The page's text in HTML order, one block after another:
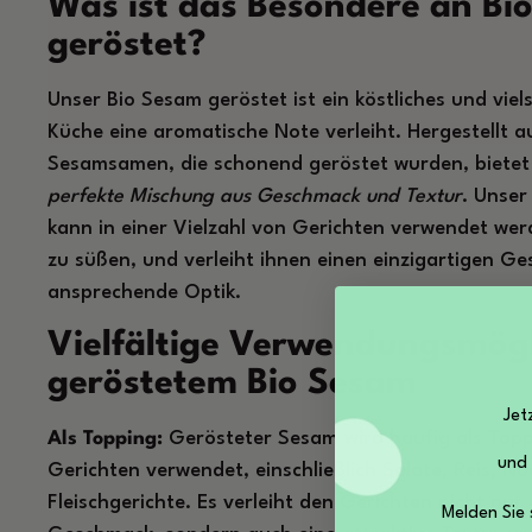
Was ist das Besondere an
geröstet?
Unser Bio Sesam geröstet ist ein köstliches und
Küche eine aromatische Note verleiht. Hergestellt
Sesamsamen, die schonend geröstet wurden,
perfekte Mischung aus Geschmack und Textur.
kann in einer Vielzahl von Gerichten verwendet
zu süßen, und verleiht ihnen einen einzigartigen
ansprechende Optik.
Vielfältige
geröstetem Bio Sesam
Als Topping: Gerösteter Sesam wird häufig als
Gerichten verwendet, einschließlich Salate, Reis,
Fleischgerichte. Es verleiht den Gerichten nicht nur
und
Melden